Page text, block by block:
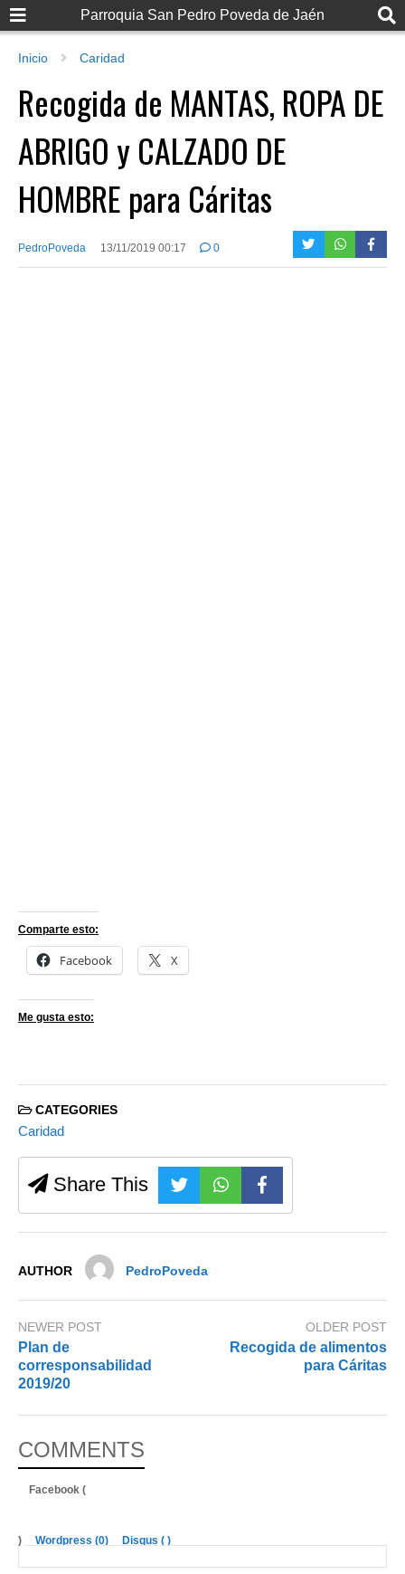
Parroquia San Pedro Poveda de Jaén
Inicio Caridad
Recogida de MANTAS, ROPA DE
ABRIGO y CALZADO DE
HOMBRE para Cáritas
PedroPoveda 13/11/2019 00:17 0
Comparte esto:
Facebook X
Me gusta esto:
CATEGORIES
Caridad
Share This
AUTHOR PedroPoveda
NEWER POST
Plan de
corresponsabilidad
2019/20
OLDER POST
Recogida de alimentos
para Cáritas
COMMENTS
Facebook (
) Wordpress (0) Disqus ( )